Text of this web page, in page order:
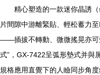
精心塑造的一款迷你晶誘
片間隙中游離緊貼、輕松蓄力
——插拔不轉動、微微搖晃亦可
式”，GX-7422呈弧形墊式并與
規格應用直覺下的人瞼同步角